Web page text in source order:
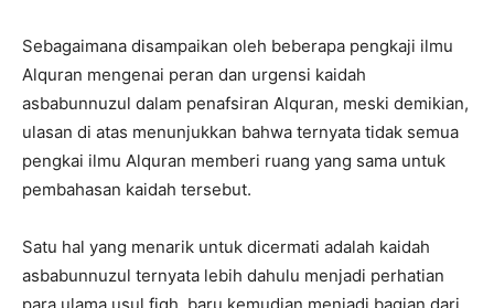
Sebagaimana disampaikan oleh beberapa pengkaji ilmu
Alquran mengenai peran dan urgensi kaidah
asbabunnuzul dalam penafsiran Alquran, meski demikian,
ulasan di atas menunjukkan bahwa ternyata tidak semua
pengkai ilmu Alquran memberi ruang yang sama untuk
pembahasan kaidah tersebut.
Satu hal yang menarik untuk dicermati adalah kaidah
asbabunnuzul ternyata lebih dahulu menjadi perhatian